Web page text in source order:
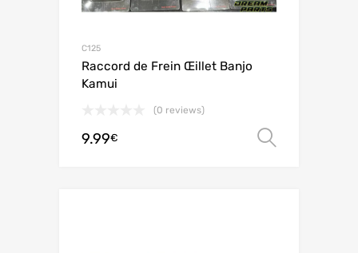
C125
Raccord de Frein Œillet Banjo
Kamui
(0 reviews)
9.99€